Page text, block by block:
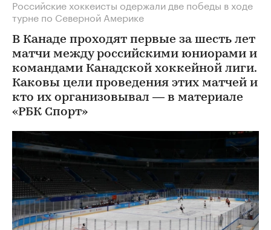
Российские хоккеисты одержали две победы в ходе
турне по Северной Америке
В Канаде проходят первые за шесть лет
матчи между российскими юниорами и
командами Канадской хоккейной лиги.
Каковы цели проведения этих матчей и
кто их организовывал — в материале
«РБК Спорт»